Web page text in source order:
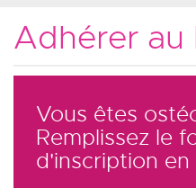
Adhérer au
Vous êtes
Remplissez le
d'inscription en